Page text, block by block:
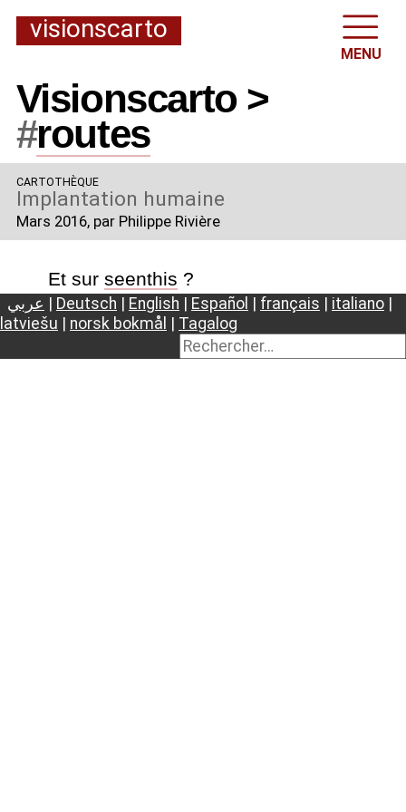
visionscarto
MENU
Visionscarto >
#routes
CARTOTHÈQUE
Implantation humaine
Mars 2016, par Philippe Rivière
Et sur seenthis ?
عربي Deutsch English Español français italiano
latviešu
norsk bokmål Tagalog